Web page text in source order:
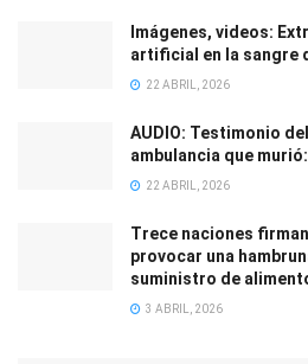
Imágenes, videos:
artificial en la sangre
22 ABRIL, 2026
AUDIO: Testimonio
ambulancia que
22 ABRIL, 2026
Trece naciones
provocar una
suministro de
3 ABRIL, 2026